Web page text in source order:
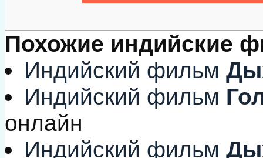
Похожие индийские
Индийский фильм
Индийский фильм
онлайн
Индийский фильм